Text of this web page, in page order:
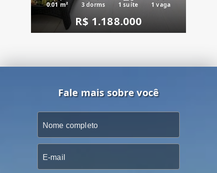
0.01 m² 3 dorms 1 suíte 1 vaga
R$ 1.188.000
Fale mais sobre você